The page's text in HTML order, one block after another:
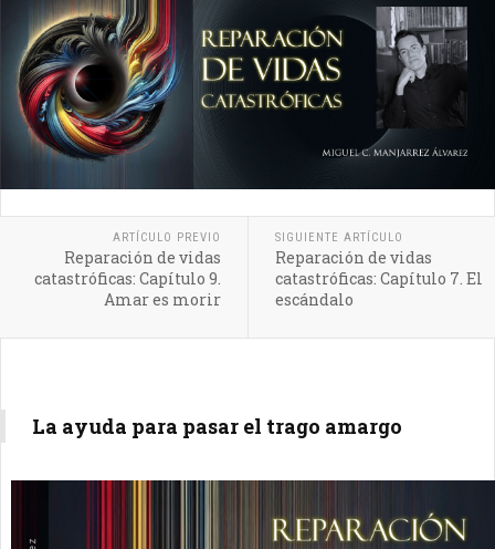
ARTÍCULO PREVIO
Reparación de vidas
catastróficas: Capítulo 9.
Amar es morir
SIGUIENTE ARTÍCULO
Reparación de vidas
catastróficas: Capítulo 7. El
escándalo
La ayuda para pasar el trago amargo